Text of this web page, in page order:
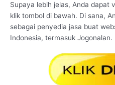
Supaya lebih jelas, Anda dapat
klik tombol di bawah. Di sana,
sebagai penyedia jasa buat
Indonesia, termasuk Jogonalan.